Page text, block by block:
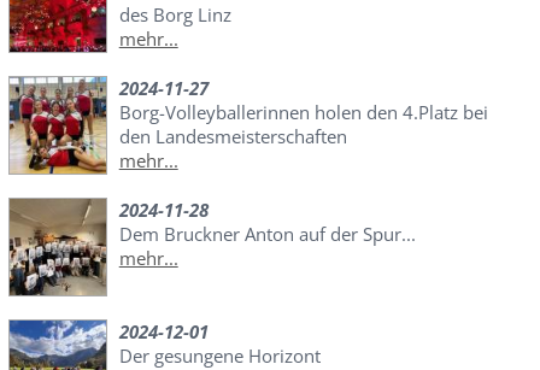
des Borg Linz
mehr...
2024-11-27
Borg-Volleyballerinnen holen den 4.Platz bei
den Landesmeisterschaften
mehr...
2024-11-28
Dem Bruckner Anton auf der Spur...
mehr...
2024-12-01
Der gesungene Horizont